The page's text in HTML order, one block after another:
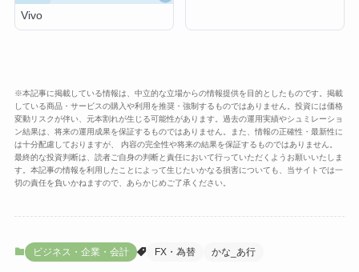
Vivo
※本記事に掲載している情報は、中立的な立場からの情報提供を目的としたものです。掲載
している商品・サービスの購入や利用を推奨・強制するものではありません。投資には価格
変動リスクが伴い、元本割れが生じる可能性があります。過去の運用実績やシュミレーショ
ン結果は、将来の運用成果を保証するものではありません。また、情報の正確性・最新性に
は十分配慮しておりますが、 内容の完全性や将来の結果を保証するものではありません。
最終的な投資判断は、読者ご自身の判断と責任において行っていただくようお願いいたしま
す。本記事の情報を利用したことによって生じたいかなる損害についても、当サイトでは一
切の責任を負いかねますので、あらかじめご了承ください。
ビジネス・企業・会計 FX・為替 かな_あ行